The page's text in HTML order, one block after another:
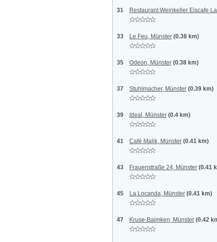
31 Restaurant Weinkeller Eiscafe
33 Le Feu, Münster (0.38 km)
35 Odeon, Münster (0.38 km)
37 Stuhlmacher, Münster (0.39 km)
39 Ideal, Münster (0.4 km)
41 Café Malik, Münster (0.41 km)
43 Frauenstraße 24, Münster (0.41
45 La Locanda, Münster (0.41 km)
47 Kruse-Baimken, Münster (0.42